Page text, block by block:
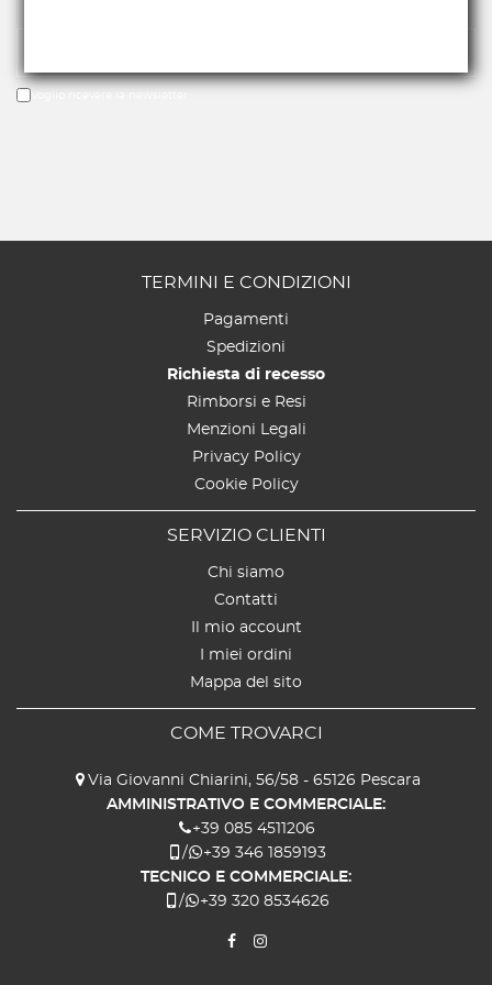
TERMINI E CONDIZIONI
Pagamenti
Spedizioni
Richiesta di recesso
Rimborsi e Resi
Menzioni Legali
Privacy Policy
Cookie Policy
SERVIZIO CLIENTI
Chi siamo
Contatti
Il mio account
I miei ordini
Mappa del sito
COME TROVARCI
Via Giovanni Chiarini, 56/58 - 65126 Pescara
AMMINISTRATIVO E COMMERCIALE:
+39 085 4511206
/
+39 346 1859193
TECNICO E COMMERCIALE:
/
+39 320 8534626